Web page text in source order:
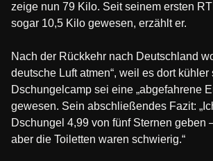
zeige nun 79 Kilo. Seit seinem ersten
sogar 10,5 Kilo gewesen, erzählt er.
Nach der Rückkehr nach Deutschland
deutsche Luft atmen“, weil es dort kühler
Dschungelcamp sei eine „abgefahrene
gewesen. Sein abschließendes Fazit:
Dschungel 4,99 von fünf Sternen geben
aber die Toiletten waren schwierig.“